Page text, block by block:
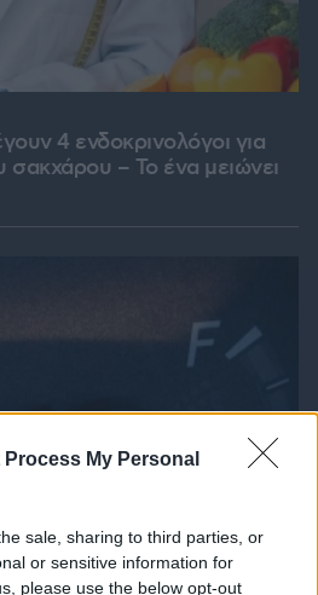
Process My Personal
sale, sharing to third parties, or
or sensitive information for
please use the below opt-out
4 ενδοκρινολόγοι για
σακχάρου – Το ένα μειώνει